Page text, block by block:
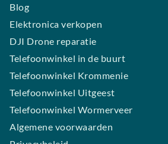
Blog
Elektronica verkopen
DJI Drone reparatie
Telefoonwinkel in de buurt
Telefoonwinkel Krommenie
Telefoonwinkel Uitgeest
Telefoonwinkel Wormerveer
Algemene voorwaarden